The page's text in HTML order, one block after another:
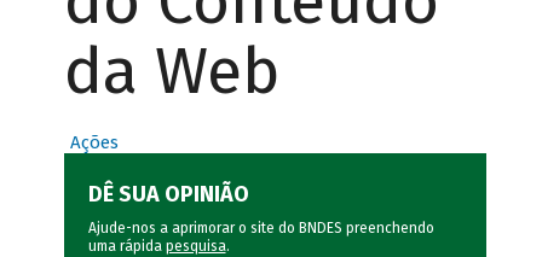
da Web
Ações
DÊ SUA OPINIÃO
Ajude-nos a aprimorar o site do BNDES preenchendo
uma rápida pesquisa.